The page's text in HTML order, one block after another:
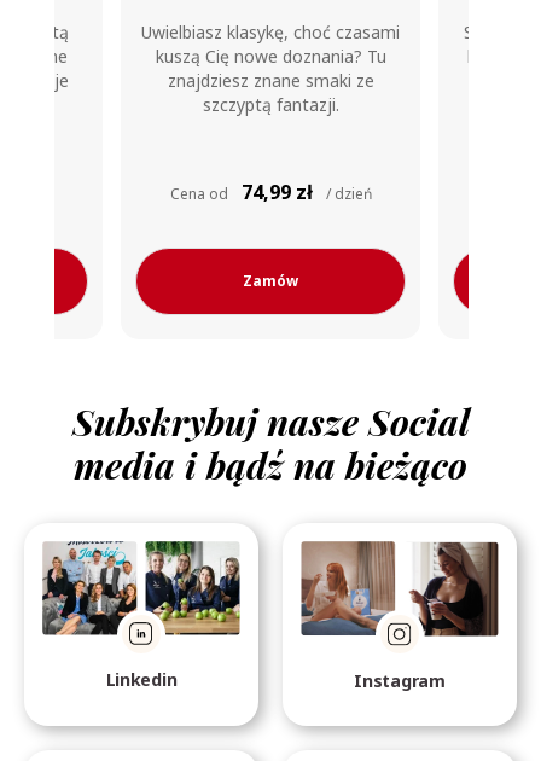
czasami
Tu
ze
Spróbuj dań, które kochają nasi
klienci. Wybierz niepodważalnie
smaczne bestsellery Maczfit.
Cena od 80,99 zł / dzień
Zamów
jeszcze
Subskrybuj nasze Social
media i bądź na bieżąco
Linkedin Instagram